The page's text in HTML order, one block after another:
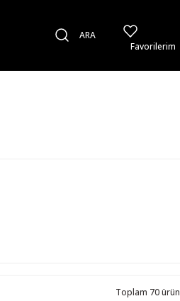
ARA
Favorilerim
Toplam 70 ürün